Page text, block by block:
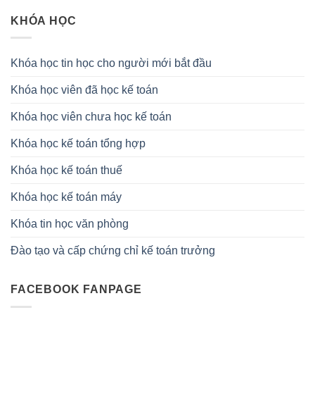
KHÓA HỌC
Khóa học tin học cho người mới bắt đầu
Khóa học viên đã học kế toán
Khóa học viên chưa học kế toán
Khóa học kế toán tổng hợp
Khóa học kế toán thuế
Khóa học kế toán máy
Khóa tin học văn phòng
Đào tạo và cấp chứng chỉ kế toán trưởng
FACEBOOK FANPAGE